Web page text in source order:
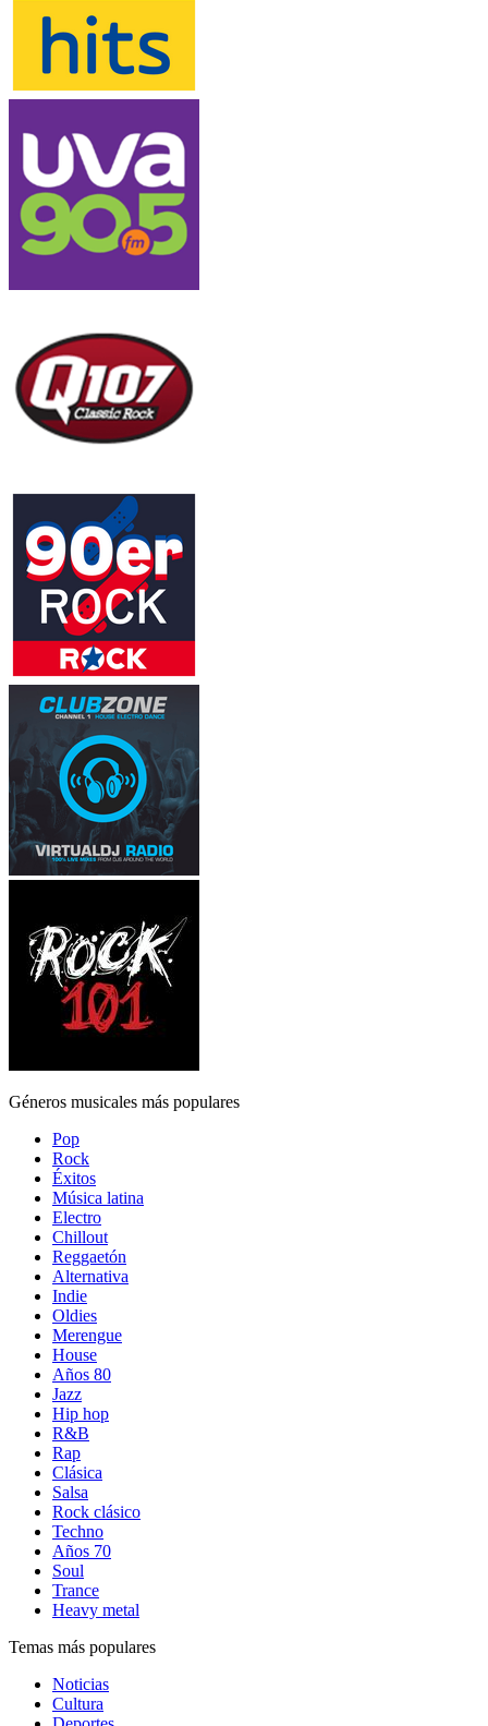
Géneros musicales más populares
Pop
Rock
Éxitos
Música latina
Electro
Chillout
Reggaetón
Alternativa
Indie
Oldies
Merengue
House
Años 80
Jazz
Hip hop
R&B
Rap
Clásica
Salsa
Rock clásico
Techno
Años 70
Soul
Trance
Heavy metal
Temas más populares
Noticias
Cultura